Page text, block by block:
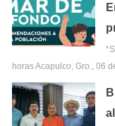
horas Acapulco, Gro., 06